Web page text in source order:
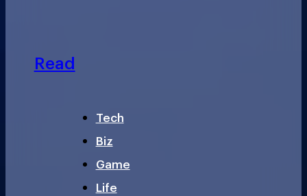
Read
Tech
Biz
Game
Life